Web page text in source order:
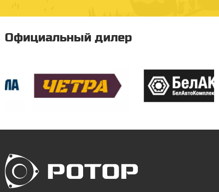
Официальный дилер